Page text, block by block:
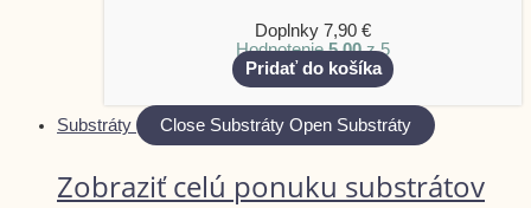
Doplnky 7,90 €
Hodnotenie5.00z 5
Pridať do košíka
Substráty Close Substráty Open Substráty
Zobraziť celú ponuku substrátov